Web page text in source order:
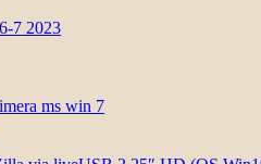
7 2023
ms win 7